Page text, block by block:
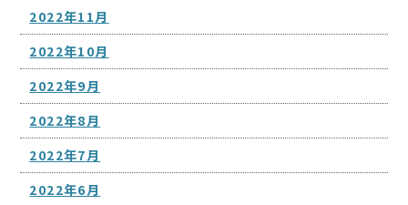
2022年11月
2022年10月
2022年9月
2022年8月
2022年7月
2022年6月